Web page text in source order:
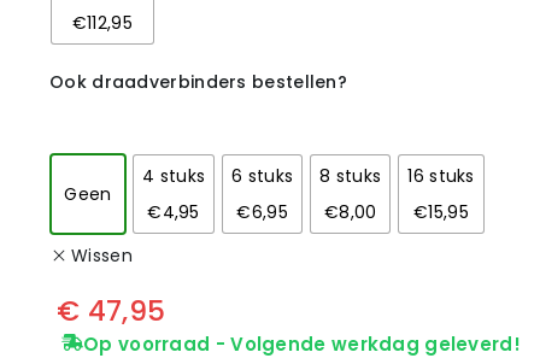
€112,95
Ook draadverbinders bestellen?
Geen
4 stuks
€4,95
6 stuks
€6,95
8 stuks
€8,00
16 stuks
€15,95
Wissen
€ 47,95
Op voorraad - Volgende werkdag geleverd!